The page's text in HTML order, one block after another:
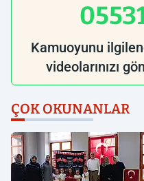
Kamuoyunu
videolarınızı
ÇOK OKUNANLAR